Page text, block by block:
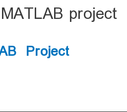
MATLAB project
Project